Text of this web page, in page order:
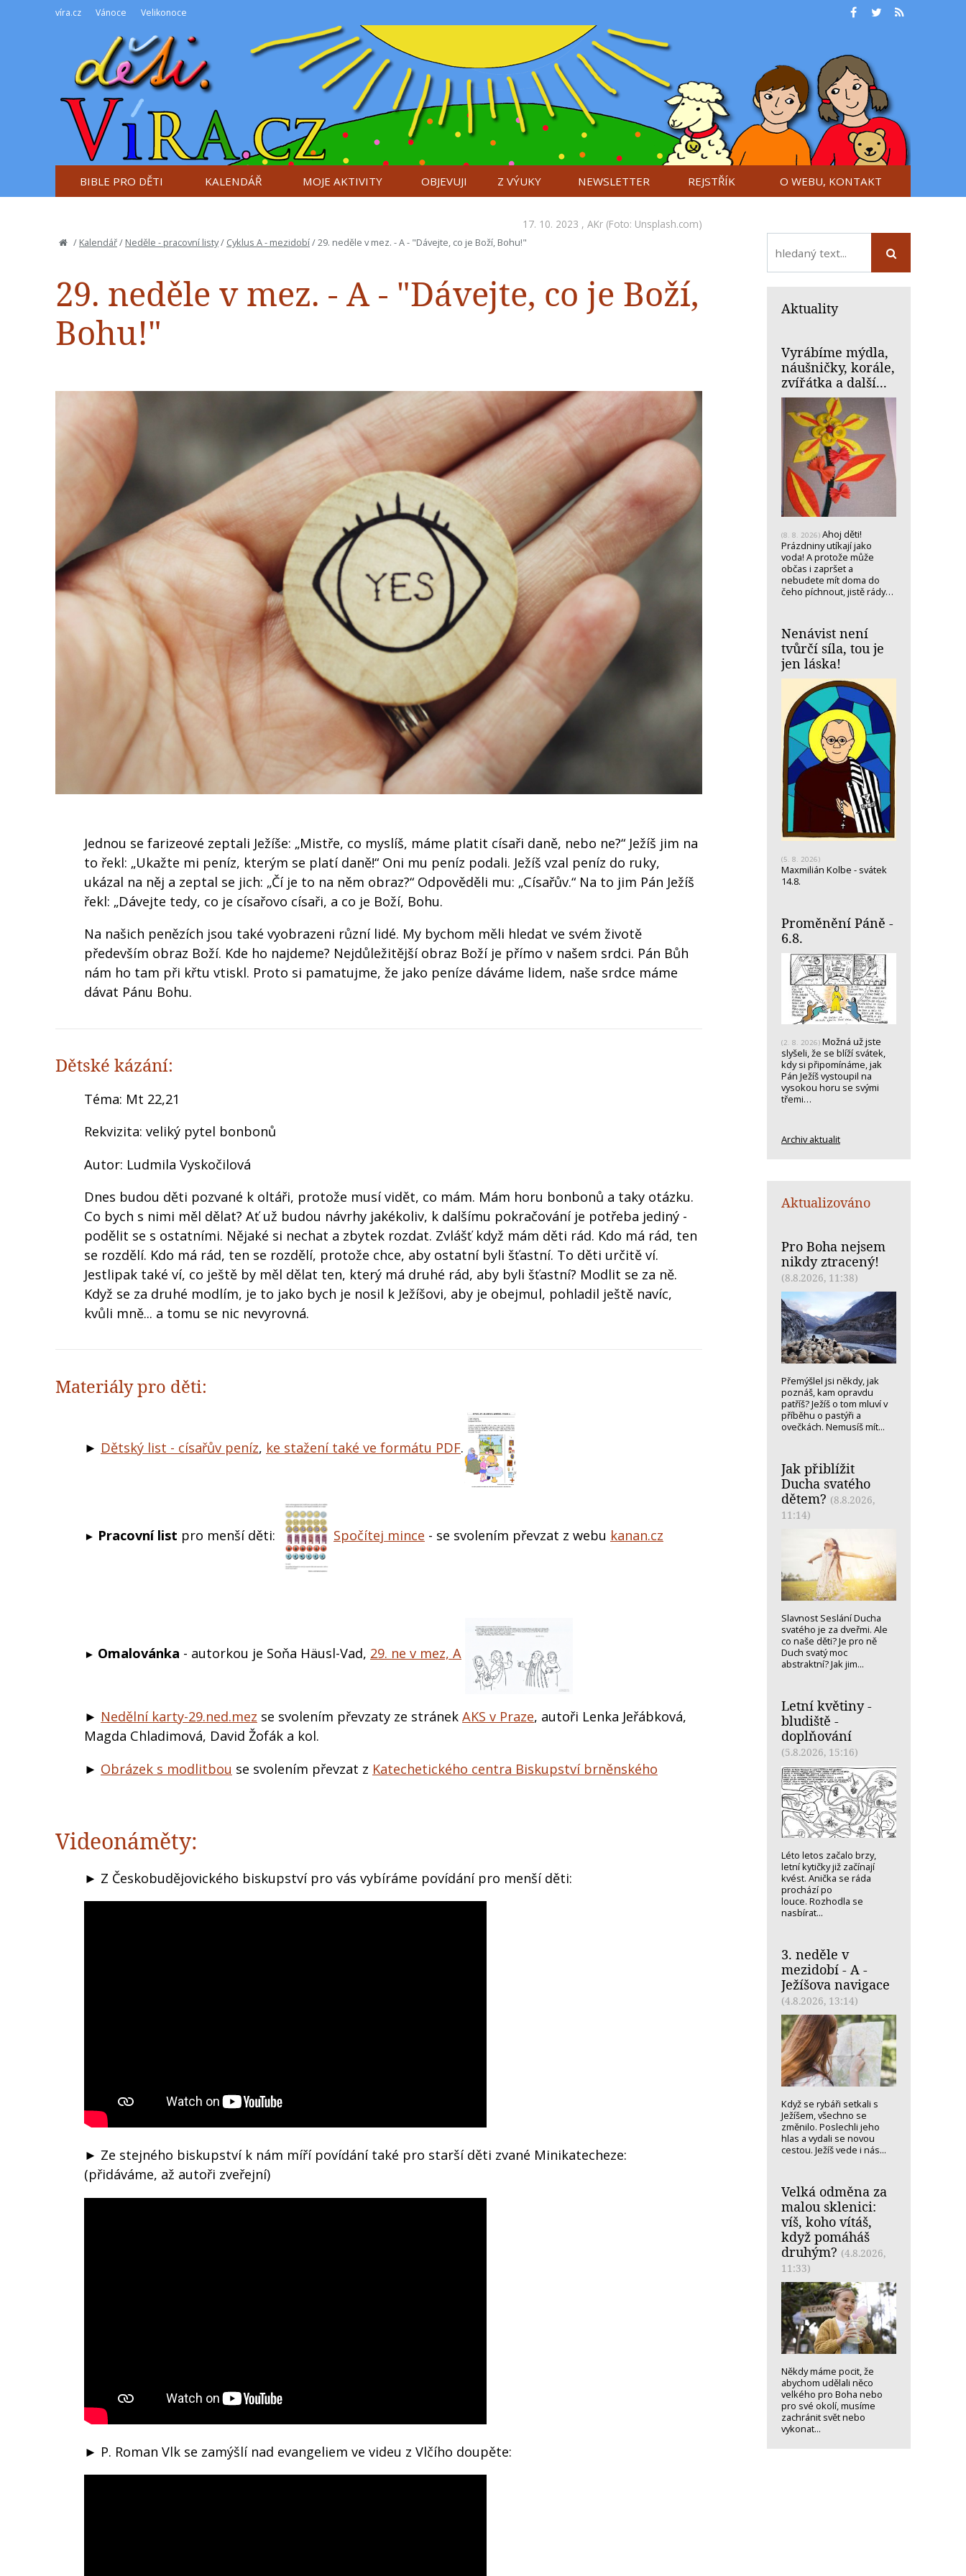
víra.cz Vánoce Velikonoce
BIBLE PRO DĚTI KALENDÁŘ MOJE AKTIVITY OBJEVUJI Z VÝUKY NEWSLETTER REJSTŘÍK O WEBU, KONTAKT
17. 10. 2023 , AKr (Foto: Unsplash.com)
/ Kalendář/ Neděle - pracovní listy/ Cyklus A - mezidobí/29. neděle v mez. - A - "Dávejte, co je Boží, Bohu!"
29. neděle v mez. - A - "Dávejte, co je Boží,
Bohu!"
Jednou se farizeové zeptali Ježíše: „Mistře, co myslíš, máme platit císaři daně, nebo ne?“ Ježíš jim na
to řekl: „Ukažte mi peníz, kterým se platí daně!“ Oni mu peníz podali. Ježíš vzal peníz do ruky,
ukázal na něj a zeptal se jich: „Čí je to na něm obraz?“ Odpověděli mu: „Císařův.“ Na to jim Pán Ježíš
řekl: „Dávejte tedy, co je císařovo císaři, a co je Boží, Bohu.
Na našich penězích jsou také vyobrazeni různí lidé. My bychom měli hledat ve svém životě
především obraz Boží. Kde ho najdeme? Nejdůležitější obraz Boží je přímo v našem srdci. Pán Bůh
nám ho tam při křtu vtiskl. Proto si pamatujme, že jako peníze dáváme lidem, naše srdce máme
dávat Pánu Bohu.
Dětské kázání:
Téma: Mt 22,21
Rekvizita: veliký pytel bonbonů
Autor: Ludmila Vyskočilová
Dnes budou děti pozvané k oltáři, protože musí vidět, co mám. Mám horu bonbonů a taky otázku.
Co bych s nimi měl dělat? Ať už budou návrhy jakékoliv, k dalšímu pokračování je potřeba jediný -
podělit se s ostatními. Nějaké si nechat a zbytek rozdat. Zvlášť když mám děti rád. Kdo má rád, ten
se rozdělí. Kdo má rád, ten se rozdělí, protože chce, aby ostatní byli šťastní. To děti určitě ví.
Jestlipak také ví, co ještě by měl dělat ten, který má druhé rád, aby byli šťastní? Modlit se za ně.
Když se za druhé modlím, je to jako bych je nosil k Ježíšovi, aby je obejmul, pohladil ještě navíc,
kvůli mně... a tomu se nic nevyrovná.
Materiály pro děti:
► Dětský list - císařův peníz, ke stažení také ve formátu PDF.
► Pracovní list pro menší děti: Spočítej mince - se svolením převzat z webu kanan.cz
► Omalovánka - autorkou je Soňa Häusl-Vad, 29. ne v mez, A
► Nedělní karty-29.ned.mez se svolením převzaty ze stránek AKS v Praze, autoři Lenka Jeřábková,
Magda Chladimová, David Žofák a kol.
► Obrázek s modlitbou se svolením převzat z Katechetického centra Biskupství brněnského
Videonáměty:
► Z Českobudějovického biskupství pro vás vybíráme povídání pro menší děti:
► Ze stejného biskupství k nám míří povídání také pro starší děti zvané Minikatecheze:
(přidáváme, až autoři zveřejní)
► P. Roman Vlk se zamýšlí nad evangeliem ve videu z Vlčího doupěte:
Aktuality
Vyrábíme mýdla,
náušničky, korále,
zvířátka a další...
(8. 8. 2026) Ahoj děti!
Prázdniny utíkají jako
voda! A protože může
občas i zapršet a
nebudete mít doma do
čeho píchnout, jistě rády…
Nenávist není
tvůrčí síla, tou je
jen láska!
(5. 8. 2026)
Maxmilián Kolbe - svátek
14.8.
Proměnění Páně -
6.8.
(2. 8. 2026) Možná už jste
slyšeli, že se blíží svátek,
kdy si připomínáme, jak
Pán Ježíš vystoupil na
vysokou horu se svými
třemi…
Archiv aktualit
Aktualizováno
Pro Boha nejsem
nikdy ztracený!
(8.8.2026, 11:38)
Přemýšlel jsi někdy, jak
poznáš, kam opravdu
patříš? Ježíš o tom mluví v
příběhu o pastýři a
ovečkách. Nemusíš mít...
Jak přiblížit
Ducha svatého
dětem? (8.8.2026,
11:14)
Slavnost Seslání Ducha
svatého je za dveřmi. Ale
co naše děti? Je pro ně
Duch svatý moc
abstraktní? Jak jim...
Letní květiny -
bludiště -
doplňování
(5.8.2026, 15:16)
Léto letos začalo brzy,
letní kytičky již začínají
kvést. Anička se ráda
prochází po
louce. Rozhodla se
nasbírat...
3. neděle v
mezidobí - A -
Ježíšova navigace
(4.8.2026, 13:14)
Když se rybáři setkali s
Ježíšem, všechno se
změnilo. Poslechli jeho
hlas a vydali se novou
cestou. Ježíš vede i nás...
Velká odměna za
malou sklenici:
víš, koho vítáš,
když pomáháš
druhým? (4.8.2026,
11:33)
Někdy máme pocit, že
abychom udělali něco
velkého pro Boha nebo
pro své okolí, musíme
zachránit svět nebo
vykonat...